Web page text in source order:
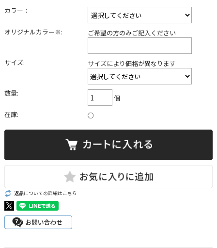
カラー：
オリジナルカラー※: ご希望の方のみご記入ください
サイズ: サイズにより価格が異なります
数量:
個
在庫:
○
返品についての詳細はこちら